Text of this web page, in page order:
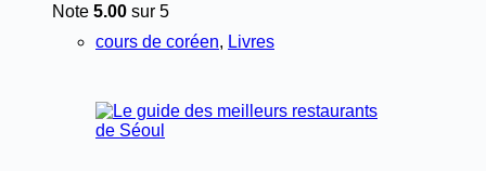
Note 5.00 sur 5
cours de coréen, Livres